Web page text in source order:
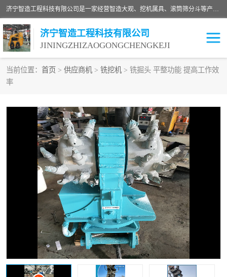
济宁智造工程科技有限公司是一家经营智造大观、挖机属具、滚筒筛分斗等产品的滑移装载机厂家。济宁智造工程科技有限公司奉行以质量赢得用户，诚信为本，互利共赢的宗旨，依靠雄厚的技术力量，科学的管理制度，先进的加工检测设备，始终坚持以客户为中心，免费咨询！
济宁智造工程科技有限公司
JININGZHIZAOGONGCHENGKEJI
当前位置： 首页 > 供应商机 > 铣挖机 > 铣掘头 平整功能 提高工作效
率
铣挖机 移动破碎机
滚筒筛分斗 粉碎钳
液压剪 土壤修复
开沟机
伐木机 破碎机
打桩机 压路机
枕木机 滑移装载机